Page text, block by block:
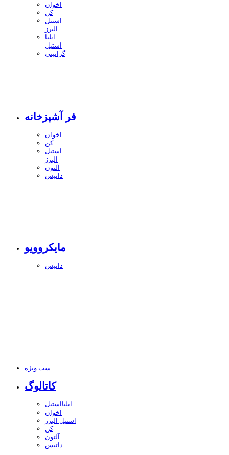
اخوان
کن
استیل
البرز
ایلیا
استیل
گرانیتی
فر آشپزخانه
اخوان
کن
استیل
البرز
آلتون
داتیس
مایکروویو
داتیس
ست ویژه
کاتالوگ
ایلیااستیل
اخوان
استیل البرز
کن
آلتون
داتیس